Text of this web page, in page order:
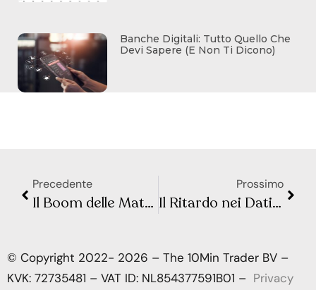
Banche Digitali: Tutto Quello Che
Devi Sapere (e Non Ti Dicono)
Precedente
Il Boom delle Materie Prime è Finito? Come la Cina Sta Cambiando il Mercato
Prossimo
Il Ritardo nei Dati del BLS Scatena il Caos sui Mercati
© Copyright 2022- 2026 – The 10Min Trader BV –
KVK: 72735481 – VAT ID: NL854377591B01 – Privacy